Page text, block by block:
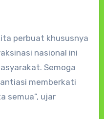
perbuat khususnya
nasional ini
Semoga
memberkati
semua”, ujar